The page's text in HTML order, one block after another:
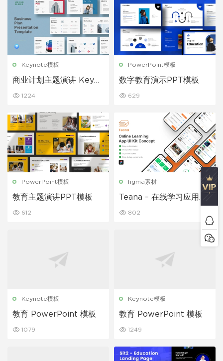
Keynote模板
商业计划主题演讲 Keyno
1224
PowerPoint模板
数字教育演示PPT模板
629
PowerPoint模板
教育主题演讲PPT模板
612
figma素材
Teana – 在线学习应用程
802
Keynote模板
教育 PowerPoint 模板
1079
Keynote模板
教育 PowerPoint 模板
1249